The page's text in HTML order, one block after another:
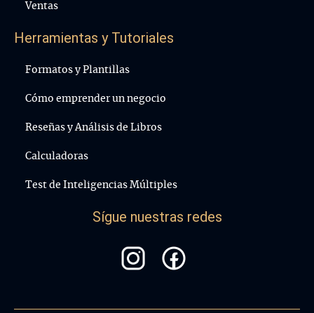
Ventas
Herramientas y Tutoriales
Formatos y Plantillas
Cómo emprender un negocio
Reseñas y Análisis de Libros
Calculadoras
Test de Inteligencias Múltiples
Sígue nuestras redes